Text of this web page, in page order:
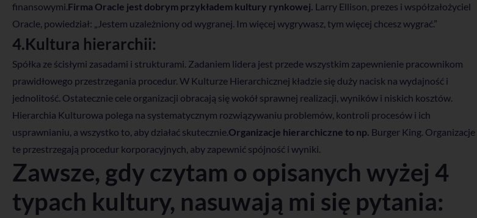
finansowymi.Firma Oracle jest dobrym przykładem kultury rynkowej. Larry Ellison, prezes i współzałożyciel
Oracle, powiedział: „Jestem uzależniony od wygranej. Im więcej wygrywasz, tym więcej chcesz wygrać.”
4.Kultura hierarchii:
Spółka ze ścisłymi zasadami i strukturami. Zadaniem lidera jest przede wszystkim zapewnienie pracownikom
prawidłowego przestrzegania procedur. W Kulturze Hierarchicznej kładzie się duży nacisk na wydajność i
jednolitość. Ostatecznie cele organizacji obracają się wokół sprawnej realizacji, wyników i niskich kosztów.
Hierarchia Kulturowa polega na systematycznym rozwiązywaniu problemów, kontroli procesów i ich
usprawnianiu, a wszystko to, aby działać skutecznie.Organizacje hierarchiczne to np. Burger King. Organizacje
te przestrzegają procedur korporacyjnych, aby zapewnić spójność i wyniki.
Zawsze, gdy czytam o opisanych wyżej 4
typach kultury, nasuwają mi się pytania: